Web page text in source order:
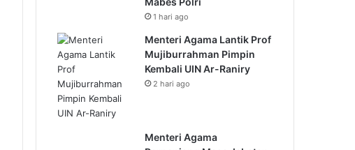
1 hari ago
Menteri Agama Lantik Prof
Mujiburrahman Pimpin
Kembali UIN Ar-Raniry
2 hari ago
Menteri Agama